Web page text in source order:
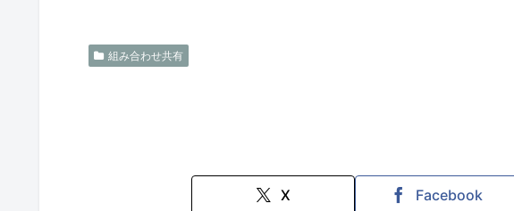
組み合わせ共有
X Facebook